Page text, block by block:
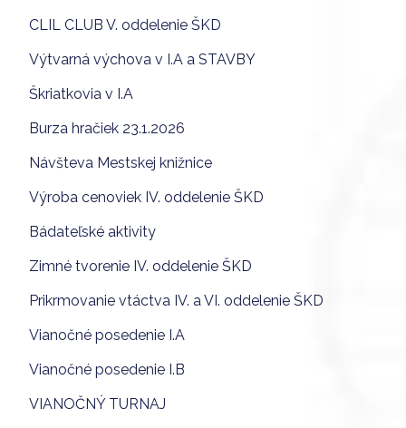
CLIL CLUB V. oddelenie ŠKD
Výtvarná výchova v I.A a STAVBY
Škriatkovia v I.A
Burza hračiek 23.1.2026
Návšteva Mestskej knižnice
Výroba cenoviek IV. oddelenie ŠKD
Bádateľské aktivity
Zimné tvorenie IV. oddelenie ŠKD
Prikrmovanie vtáctva IV. a VI. oddelenie ŠKD
Vianočné posedenie I.A
Vianočné posedenie I.B
VIANOČNÝ TURNAJ